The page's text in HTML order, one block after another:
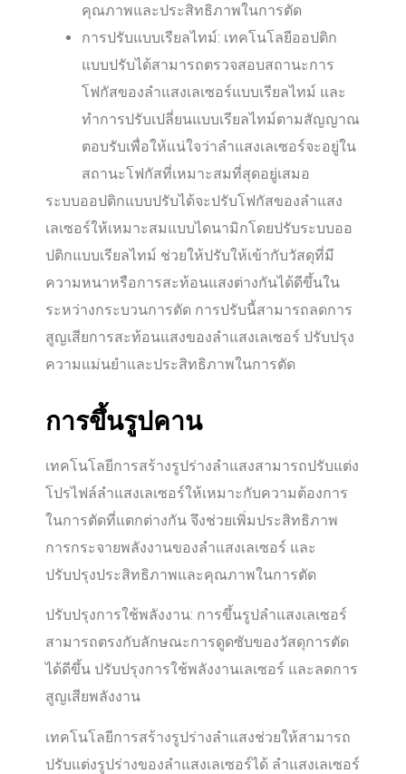
คุณภาพและประสิทธิภาพในการตัด
การปรับแบบเรียลไทม์: เทคโนโลยีออปติก
แบบปรับได้สามารถตรวจสอบสถานะการ
โฟกัสของลำแสงเลเซอร์แบบเรียลไทม์ และ
ทำการปรับเปลี่ยนแบบเรียลไทม์ตามสัญญาณ
ตอบรับเพื่อให้แน่ใจว่าลำแสงเลเซอร์จะอยู่ใน
สถานะโฟกัสที่เหมาะสมที่สุดอยู่เสมอ
ระบบออปติกแบบปรับได้จะปรับโฟกัสของลำแสง
เลเซอร์ให้เหมาะสมแบบไดนามิกโดยปรับระบบออ
ปติกแบบเรียลไทม์ ช่วยให้ปรับให้เข้ากับวัสดุที่มี
ความหนาหรือการสะท้อนแสงต่างกันได้ดีขึ้นใน
ระหว่างกระบวนการตัด การปรับนี้สามารถลดการ
สูญเสียการสะท้อนแสงของลำแสงเลเซอร์ ปรับปรุง
ความแม่นยำและประสิทธิภาพในการตัด
การขึ้นรูปคาน
เทคโนโลยีการสร้างรูปร่างลำแสงสามารถปรับแต่ง
โปรไฟล์ลำแสงเลเซอร์ให้เหมาะกับความต้องการ
ในการตัดที่แตกต่างกัน จึงช่วยเพิ่มประสิทธิภาพ
การกระจายพลังงานของลำแสงเลเซอร์ และ
ปรับปรุงประสิทธิภาพและคุณภาพในการตัด
ปรับปรุงการใช้พลังงาน: การขึ้นรูปลำแสงเลเซอร์
สามารถตรงกับลักษณะการดูดซับของวัสดุการตัด
ได้ดีขึ้น ปรับปรุงการใช้พลังงานเลเซอร์ และลดการ
สูญเสียพลังงาน
เทคโนโลยีการสร้างรูปร่างลำแสงช่วยให้สามารถ
ปรับแต่งรูปร่างของลำแสงเลเซอร์ได้ ลำแสงเลเซอร์